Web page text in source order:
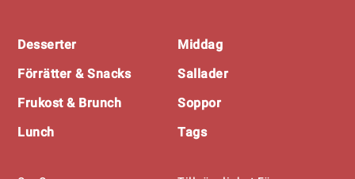
Desserter
Förrätter & Snacks
Frukost & Brunch
Lunch
Middag
Sallader
Soppor
Tags